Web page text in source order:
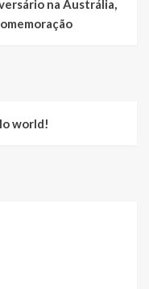
na Austrália,
world!